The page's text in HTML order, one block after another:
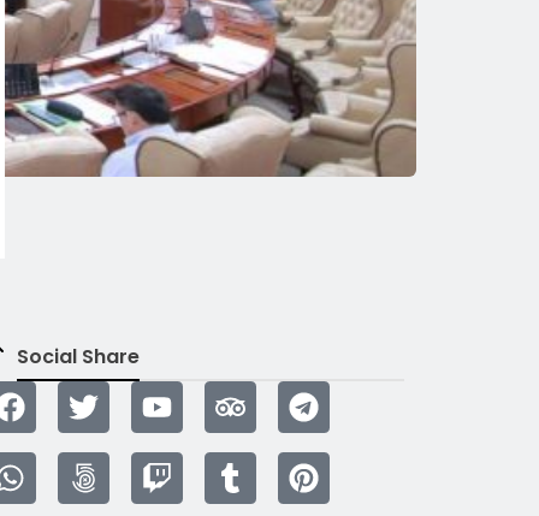
Social Share